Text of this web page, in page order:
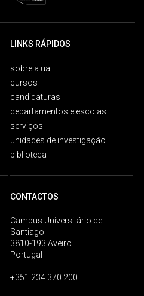
LINKS RÁPIDOS
sobre a ua
cursos
candidaturas
departamentos e escolas
serviços
unidades de investigação
biblioteca
CONTACTOS
Campus Universitário de
Santiago
3810-193 Aveiro
Portugal
+351 234 370 200